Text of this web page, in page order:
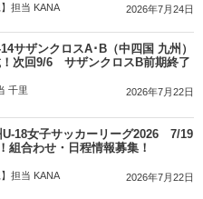
】担当 KANA 2026年7月24日
サザンクロスA･B（中四国 九州）
次回9/6 サザンクロスB前期終了
千里 2026年7月22日
U-18女子サッカーリーグ2026 7/19
組合わせ・日程情報募集！
】担当 KANA 2026年7月22日